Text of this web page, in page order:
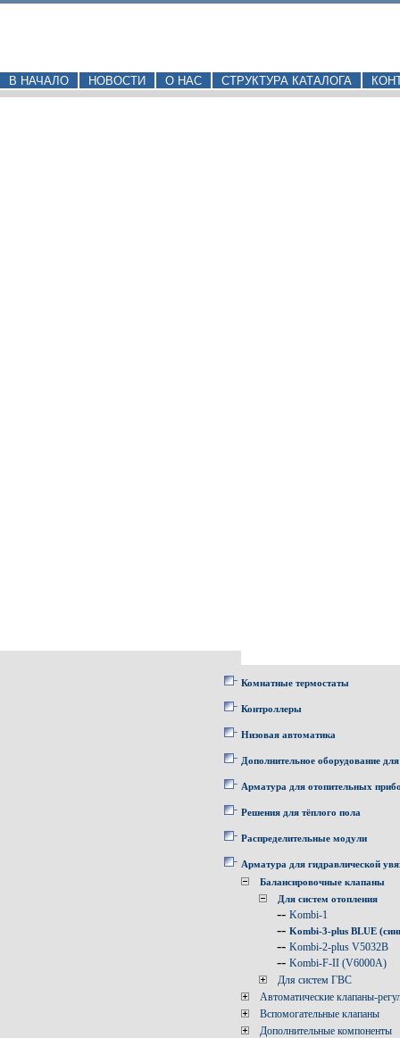
В НАЧАЛО НОВОСТИ О НАС СТРУКТУРА КАТАЛОГА
Комнатные термостаты
Контроллеры
Низовая автоматика
Дополнительное оборудование
Арматура для отопительных
Решения для тёплого пола
Распределительные модули
Арматура для гидравлической
Балансировочные клапаны
Для систем отопления
-- Kombi-1
-- Kombi-3-plus BLUE
-- Kombi-2-plus V5032B
-- Kombi-F-II (V6000A)
Для систем ГВС
Автоматические клапаны-
Вспомогательные клапаны
Дополнительные компоненты